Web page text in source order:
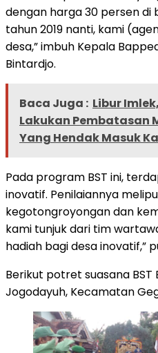
dengan harga 30 persen di
tahun 2019 nanti, kami
desa,” imbuh Kepala
Bintardjo.
Baca Juga : Libur
Lakukan Pembatasan
Yang Hendak Masuk
Pada program BST ini,
inovatif. Penilaiannya
kegotongroyongan dan
kami tunjuk dari tim
hadiah bagi desa inovatif,”
Berikut potret suasana BST
Jogodayuh, Kecamatan